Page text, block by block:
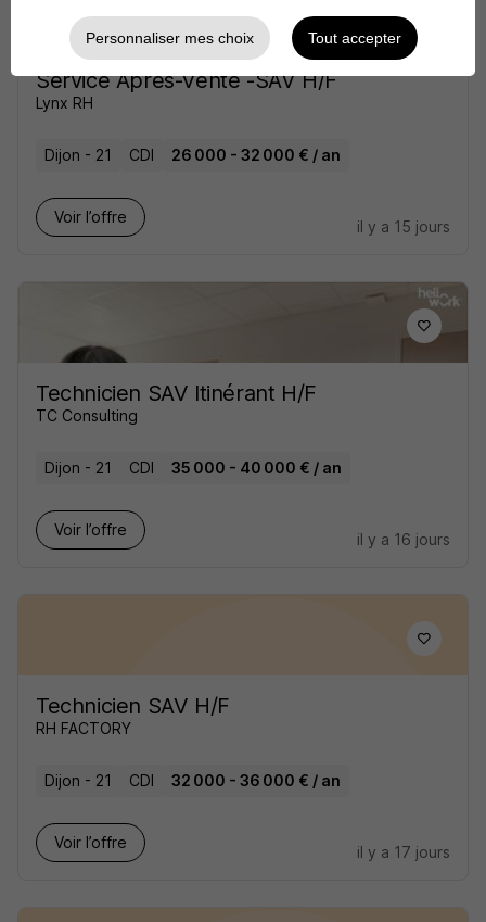
Technicien Itinérant de Maintenance
Service Après-Vente -SAV H/F
Lynx RH
Dijon - 21 CDI 26 000 - 32 000 € / an
Voir l’offre
il y a 15 jours
Technicien SAV Itinérant H/F
TC Consulting
Dijon - 21 CDI 35 000 - 40 000 € / an
Voir l’offre
il y a 16 jours
Technicien SAV H/F
RH FACTORY
Dijon - 21 CDI 32 000 - 36 000 € / an
Voir l’offre
il y a 17 jours
Personnaliser mes choix Tout accepter